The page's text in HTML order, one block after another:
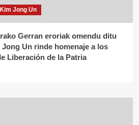
Kim Jong Un
Gerran eroriak omendu ditu
Un rinde homenaje a los
Liberación de la Patria